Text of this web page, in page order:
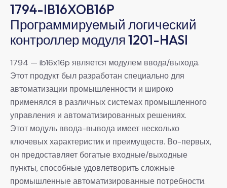
1794-IB16XOB16P
Программируемый логический
контроллер модуля 1201-HASI
1794 — ib16x16p является модулем ввода/выхода.
Этот продукт был разработан специально для
автоматизации промышленности и широко
применялся в различных системах промышленного
управления и автоматизированных решениях.
Этот модуль ввода-вывода имеет несколько
ключевых характеристик и преимуществ. Во-первых,
он предоставляет богатые входные/выходные
пункты, способные удовлетворить сложные
промышленные автоматизированные потребности.